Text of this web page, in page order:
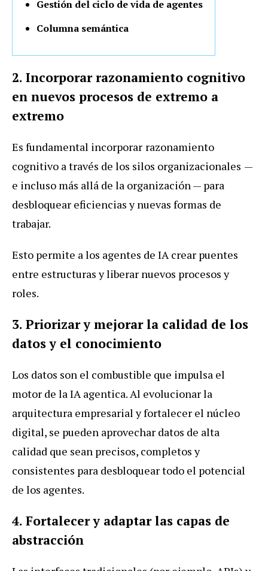
Gestión del ciclo de vida de agentes
Columna semántica
2. Incorporar razonamiento cognitivo
en nuevos procesos de extremo a
extremo
Es fundamental incorporar razonamiento
cognitivo a través de los silos organizacionales —
e incluso más allá de la organización — para
desbloquear eficiencias y nuevas formas de
trabajar.
Esto permite a los agentes de IA crear puentes
entre estructuras y liberar nuevos procesos y
roles.
3. Priorizar y mejorar la calidad de los
datos y el conocimiento
Los datos son el combustible que impulsa el
motor de la IA agentica. Al evolucionar la
arquitectura empresarial y fortalecer el núcleo
digital, se pueden aprovechar datos de alta
calidad que sean precisos, completos y
consistentes para desbloquear todo el potencial
de los agentes.
4. Fortalecer y adaptar las capas de
abstracción